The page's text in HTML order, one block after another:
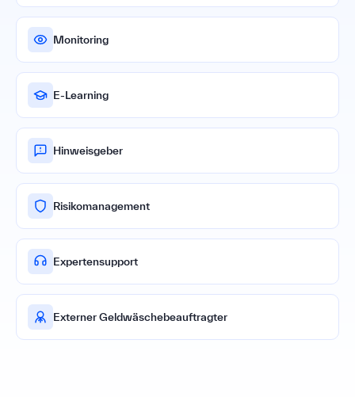
Monitoring
E-Learning
Hinweisgeber
Risikomanagement
Expertensupport
Externer Geldwäschebeauftragter